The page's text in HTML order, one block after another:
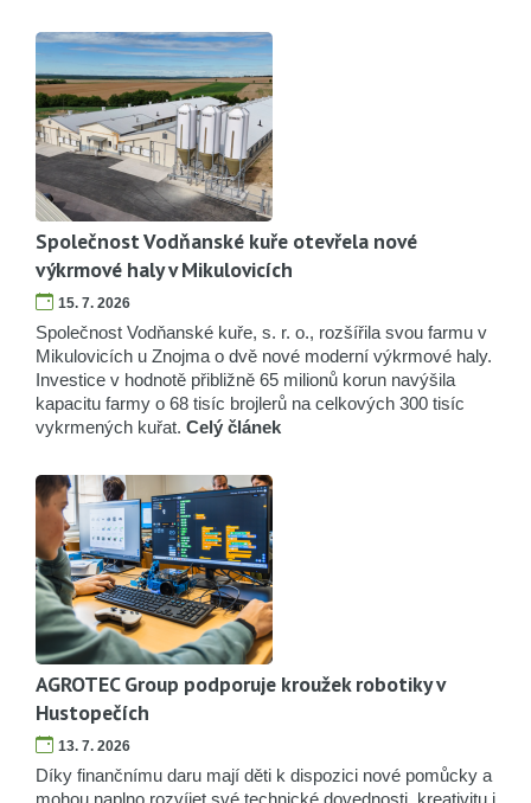
Společnost Vodňanské kuře otevřela nové
výkrmové haly v Mikulovicích
15. 7. 2026
Společnost Vodňanské kuře, s. r. o., rozšířila svou farmu v
Mikulovicích u Znojma o dvě nové moderní výkrmové haly.
Investice v hodnotě přibližně 65 milionů korun navýšila
kapacitu farmy o 68 tisíc brojlerů na celkových 300 tisíc
vykrmených kuřat. Celý článek
AGROTEC Group podporuje kroužek robotiky v
Hustopečích
13. 7. 2026
Díky finančnímu daru mají děti k dispozici nové pomůcky a
mohou naplno rozvíjet své technické dovednosti, kreativitu i